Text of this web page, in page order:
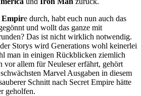
Empire durch, habt euch nun auch das
und wollt das ganze mit
Das ist nicht wirklich notwendig.
Storys wird Generations wohl keinerlei
man in einigen Rückblicken ziemlich
vor allem für Neuleser erfährt, gehört
Marvel Ausgaben in diesem
Schnitt nach Secret Empire hätte
geholfen.